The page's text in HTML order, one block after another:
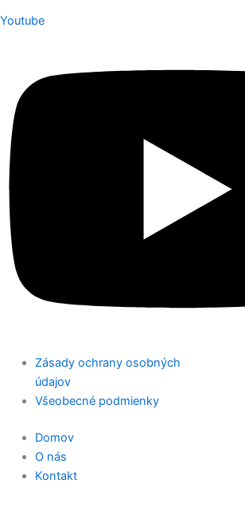
Youtube
Zásady ochrany osobných
údajov
Všeobecné podmienky
Domov
O nás
Kontakt